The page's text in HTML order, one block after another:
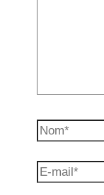
Nom*
E-
mail*